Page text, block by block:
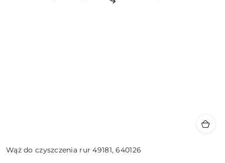
Wąż do czyszczenia rur 49181, 640126